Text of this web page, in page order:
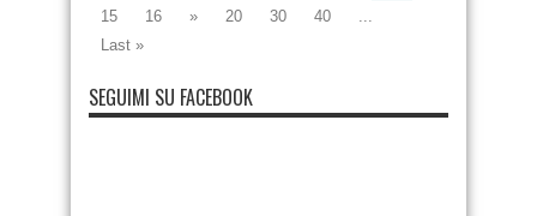
15
16 » 20 30 40
...
Last »
SEGUIMI SU FACEBOOK